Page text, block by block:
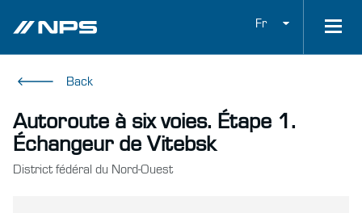
Fr
Back
Autoroute à six voies. Étape 1.
Échangeur de Vitebsk
District fédéral du Nord-Ouest